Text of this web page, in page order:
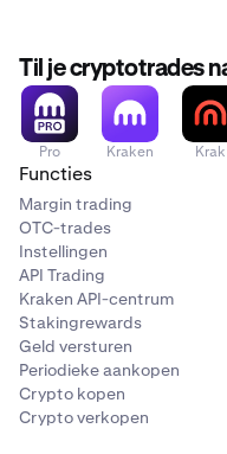
Til je cryptotrades
Pro Kraken Krak
Functies
Margin trading
OTC-trades
Instellingen
API Trading
Kraken API-centrum
Stakingrewards
Geld versturen
Periodieke aankopen
Crypto kopen
Crypto verkopen